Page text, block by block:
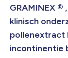
GRAMINEX
klinisch
pollenextract
incontinentie